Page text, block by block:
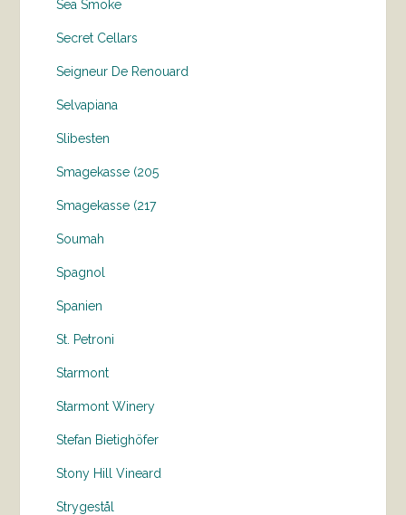
Sea Smoke
Secret Cellars
Seigneur De Renouard
Selvapiana
Slibesten
Smagekasse (205
Smagekasse (217
Soumah
Spagnol
Spanien
St. Petroni
Starmont
Starmont Winery
Stefan Bietighöfer
Stony Hill Vineard
Strygestål